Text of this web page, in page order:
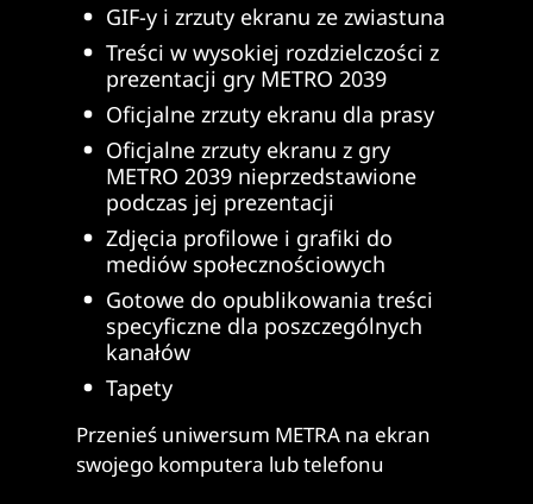
GIF-y i zrzuty ekranu ze zwiastuna
Treści w wysokiej rozdzielczości z
prezentacji gry METRO 2039
Oficjalne zrzuty ekranu dla prasy
Oficjalne zrzuty ekranu z gry
METRO 2039 nieprzedstawione
podczas jej prezentacji
Zdjęcia profilowe i grafiki do
mediów społecznościowych
Gotowe do opublikowania treści
specyficzne dla poszczególnych
kanałów
Tapety
Przenieś uniwersum METRA na ekran
swojego komputera lub telefonu